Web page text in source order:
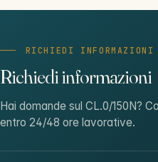
RICHIEDI INFORMAZIONI
Richiedi informazioni
Hai domande sul CL.0/150N?
entro 24/48 ore lavorative.